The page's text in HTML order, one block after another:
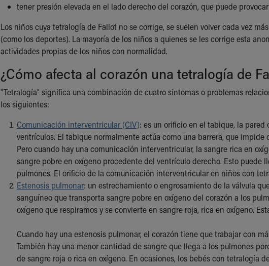
tener presión elevada en el lado derecho del corazón, que puede
Los niños cuya tetralogía de Fallot no se corrige, se suelen volver cada vez
(como los deportes). La mayoría de los niños a quienes se les corrige esta
actividades propias de los niños con normalidad.
¿Cómo afecta al corazón una tetralogía de
"Tetralogía" significa una combinación de cuatro síntomas o problemas
los siguientes:
Comunicación interventricular (CIV): es un orificio en el tabique, la pared
ventrículos. El tabique normalmente actúa como una barrera, que
Pero cuando hay una comunicación interventricular, la sangre rica en
sangre pobre en oxígeno procedente del ventrículo derecho. Esto puede
pulmones. El orificio de la comunicación interventricular en niños con
Estenosis pulmonar: un estrechamiento o engrosamiento de la válvula
sanguíneo que transporta sangre pobre en oxígeno del corazón a los
oxígeno que respiramos y se convierte en sangre roja, rica en oxígeno.
Cuando hay una estenosis pulmonar, el corazón tiene que trabajar con
También hay una menor cantidad de sangre que llega a los pulmones
de sangre roja o rica en oxígeno. En ocasiones, los bebés con tetralogía